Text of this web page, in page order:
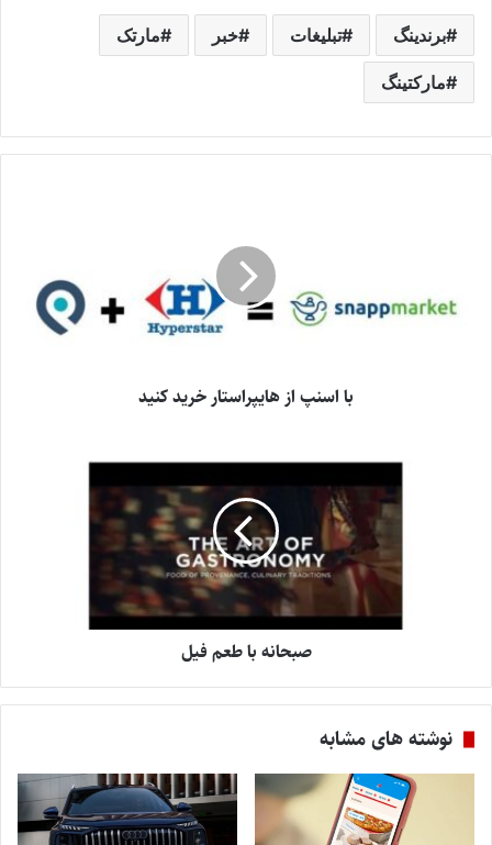
برندینگ تبلیغات خبر مارتک
مارکتینگ
با اسنپ از هایپراستار خرید کنید
صبحانه با طعم فیل
نوشته های مشابه